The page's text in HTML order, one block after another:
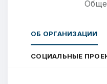
ОБ ОРГАНИЗАЦИИ
СОЦИАЛЬНЫЕ